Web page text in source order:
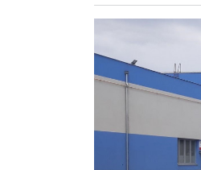
HAJÓZÁS